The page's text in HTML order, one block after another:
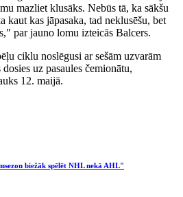
mazliet klusāks. Nebūs tā, ka sākšu
kaut kas jāpasaka, tad neklusēšu, bet
par jauno lomu izteicās Balcers.
ciklu noslēgusi ar sešām uzvarām
uz pasaules čemionātu,
12. maijā.
biežāk spēlēt NHL nekā AHL"